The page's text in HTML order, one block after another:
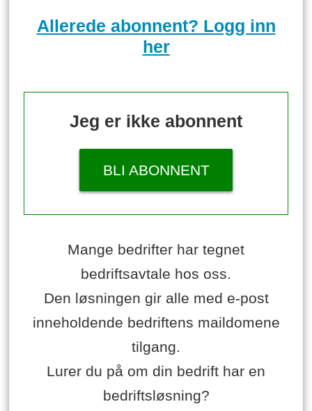
Allerede abonnent? Logg inn
her
Jeg er ikke abonnent
BLI ABONNENT
Mange bedrifter har tegnet
bedriftsavtale hos oss.
Den løsningen gir alle med e-post
inneholdende bedriftens maildomene
tilgang.
Lurer du på om din bedrift har en
bedriftsløsning?